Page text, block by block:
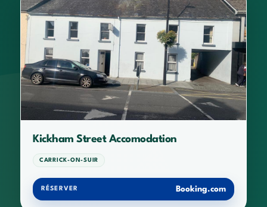
Kickham Street Accomodation
CARRICK-ON-SUIR
RÉSERVER Booking.com